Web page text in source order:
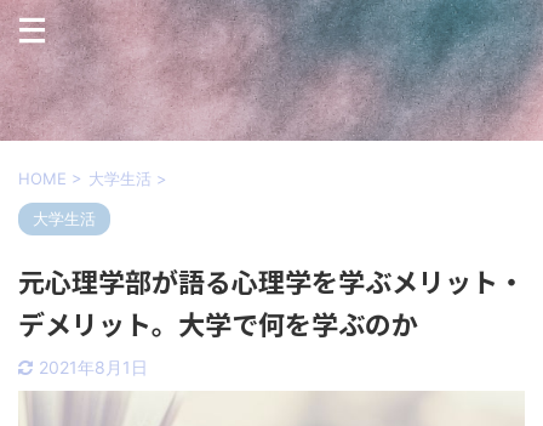
HOME > 大学生活 >
大学生活
元心理学部が語る心理学を学ぶメリット・
デメリット。大学で何を学ぶのか
2021年8月1日